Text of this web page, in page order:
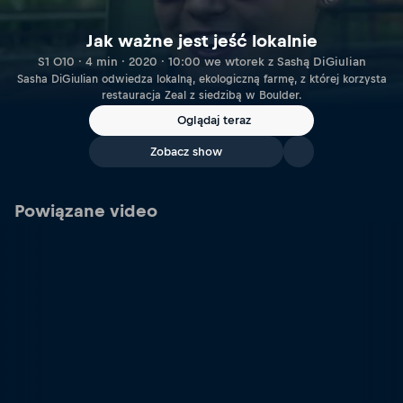
Jak ważne jest jeść lokalnie
S1 O10 · 4 min · 2020 · 10:00 we wtorek z Sashą DiGiulian
Sasha DiGiulian odwiedza lokalną, ekologiczną farmę, z której korzysta
restauracja Zeal z siedzibą w Boulder.
Oglądaj teraz
Zobacz show
Powiązane video